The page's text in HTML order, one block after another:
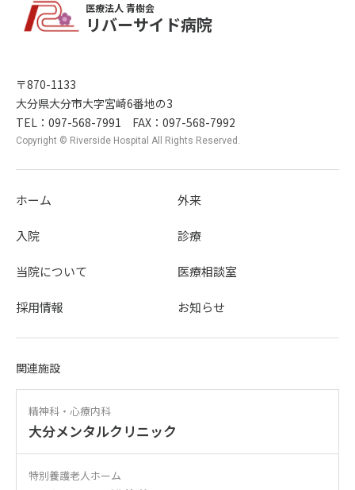
医療法人 青樹会
リバーサイド病院
〒870-1133
大分県大分市大字宮崎6番地の3
TEL：097-568-7991 FAX：097-568-7992
Copyright © Riverside Hospital All Rights Reserved.
ホーム 外来
入院 診療
当院について 医療相談室
採用情報 お知らせ
関連施設
精神科・心療内科
大分メンタルクリニック
特別養護老人ホーム